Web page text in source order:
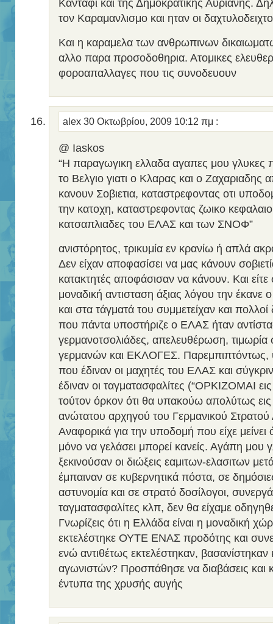
Κανταφι και της Δημοκρατικης Αυριανης.
τον Καραμανλισμο και ηταν οι
Και η καραμελα των ανθρωπινων
αλλο παρα προσοδοθηρια. Ατομικες
φοροαπαλλαγες που τις συνοδευουν
alex 30 Οκτωβρίου, 2009 10:12 πμ :
@ Iaskos
“Η παραγωγικη ελλαδα αγαπες μου γλυκες
το Βελγιο γιατι ο Κλαρας και ο Ζαχαριαδης
κανουν Σοβιετια, καταστρεφοντας οτι
την κατοχη, καταστρεφοντας ζωικο
κατσαπλιαδες του ΕΛΑΣ και των ΣΝΟΦ”
ανιστόρητος, τρικυμία εν κρανίω ή απλά
Δεν είχαν αποφασίσει να μας κάνουν
κατακτητές αποφάσισαν να κάνουν. Και είτε
μοναδική αντισταση άξιας λόγου την έκανε
και στα τάγματά του συμμετείχαν και πολλοί
που πάντα υποστήριζε ο ΕΛΑΣ ήταν
γερμανοτσολιάδες, απελευθέρωση,
γερμανών και ΕΚΛΟΓΕΣ. Παρεμπιπτόντως,
που έδιναν οι μαχητές του ΕΛΑΣ και
έδιναν οι ταγματασφαλίτες (“ΟΡΚΙΖΟΜΑΙ
τούτον όρκον ότι θα υπακούω απολύτως εις
ανώτατου αρχηγού του Γερμανικού
Αναφορικά για την υποδομή που είχε
μόνο να γελάσει μπορεί κανείς. Αγάπη μου
ξεκινούσαν οι διώξεις εαμιτων-ελασιτων
έμπαιναν σε κυβερνητικά πόστα, σε
αστυνομία και σε στρατό δοσίλογοι,
ταγματασφαλίτες κλπ, δεν θα είχαμε
Γνωρίζεις ότι η Ελλάδα είναι η μοναδική
εκτελέστηκε ΟΥΤΕ ΕΝΑΣ προδότης και
ενώ αντιθέτως εκτελέστηκαν, βασανίστηκαν
αγωνιστών? Προσπάθησε να διαβάσεις και
έντυπα της χρυσής αυγής